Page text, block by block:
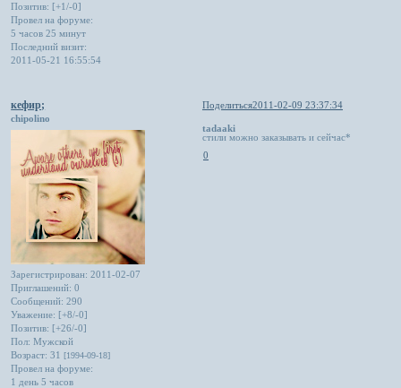
Позитив: [+1/-0]
Провел на форуме:
5 часов 25 минут
Последний визит:
2011-05-21 16:55:54
Поделиться2011-02-09 23:37:34
кефир;
chipolino
Зарегистрирован: 2011-02-07
Приглашений: 0
Сообщений: 290
Уважение: [+8/-0]
Позитив: [+26/-0]
Пол: Мужской
Возраст: 31[1994-09-18]
Провел на форуме:
1 день 5 часов
tadaaki
стили можно заказывать и сейчас*
0